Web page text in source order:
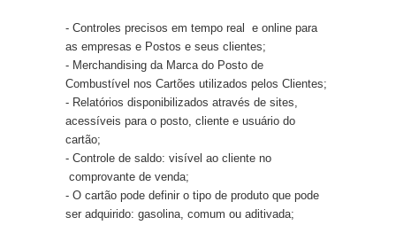
- Controles precisos em tempo real e online para
as empresas e Postos e seus clientes;
- Merchandising da Marca do Posto de
Combustível nos Cartões utilizados pelos Clientes;
- Relatórios disponibilizados através de sites,
acessíveis para o posto, cliente e usuário do
cartão;
- Controle de saldo: visível ao cliente no
comprovante de venda;
- O cartão pode definir o tipo de produto que pode
ser adquirido: gasolina, comum ou aditivada;